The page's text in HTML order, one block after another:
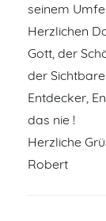
seinem
Herzlichen
Gott, der
der
Entdecker,
das nie !
Herzliche
Robert